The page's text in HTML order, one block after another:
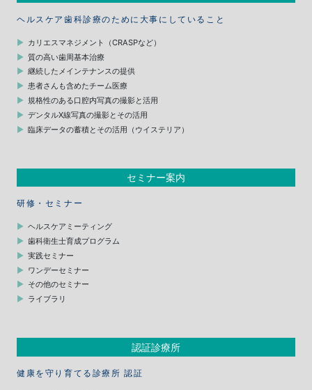
ヘルスケア歯科診療のために大事にしていること
カリエスマネジメント（CRASPなど）
質の高い歯周基本治療
継続したメインテナンスの提供
患者さんも含めたチーム医療
規格性のある口腔内写真の撮影と活用
デンタルX線写真の撮影とその活用
臨床データの蓄積とその活用（ウイステリア）
セミナー案内
研修・セミナー
ヘルスケアミーティング
歯科衛生士育成プログラム
実践セミナー
ワンデーセミナー
その他のセミナー
ライブラリ
認証診療所
健康を守り育てる診療所 認証